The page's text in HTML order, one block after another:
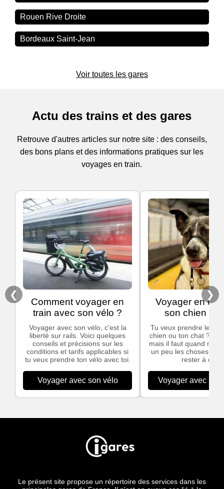
Rouen Rive Droite
Bordeaux Saint-Jean
Voir toutes les gares
Actu des trains et des gares
Retrouve d'autres articles sur notre site : des conseils,
des bons plans et des informations pratiques sur les
voyages en train.
❮
Comment voyager en
train avec son vélo ?
Voyager avec son vélo, c'est la
liberté sur rails. Voici quelques
conseils et précisions sur les
conditions et tarifs applicables si
tu veux prendre ton vélo avec toi.
Voyager avec son vélo
Voyager en
son chien ou
Tu veux prendre le
chien ou ton chat ?
mais il faut quand
un peu les choses
rester à quai.
Voyager avec son
❯
Le présent site propose un répertoire des services dans les